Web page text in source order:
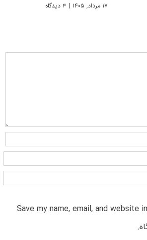
۱۷ مرداد, ۱۴۰۵ | ۳ دیدگاه
Save my name, email, and website